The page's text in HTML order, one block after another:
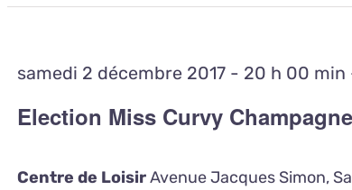
Election Miss Curvy
samedi 2 décembre 2017 - 20 h 00 min
Centre de LoisirAvenue Jacques Simon,